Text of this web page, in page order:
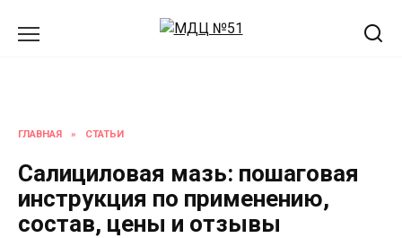
ГЛАВНАЯ » СТАТЬИ
Салициловая мазь: пошаговая
инструкция по применению,
состав, цены и отзывы